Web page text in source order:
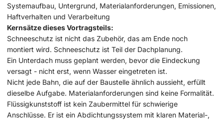
Systemaufbau, Untergrund, Materialanforderungen, Emissionen,
Haftverhalten und Verarbeitung
Kernsätze dieses Vortragsteils:
Schneeschutz ist nicht das Zubehör, das am Ende noch
montiert wird. Schneeschutz ist Teil der Dachplanung.
Ein Unterdach muss geplant werden, bevor die Eindeckung
versagt - nicht erst, wenn Wasser eingetreten ist.
Nicht jede Bahn, die auf der Baustelle ähnlich aussieht, erfüllt
dieselbe Aufgabe. Materialanforderungen sind keine Formalität.
Flüssigkunststoff ist kein Zaubermittel für schwierige
Anschlüsse. Er ist ein Abdichtungssystem mit klaren Material-,